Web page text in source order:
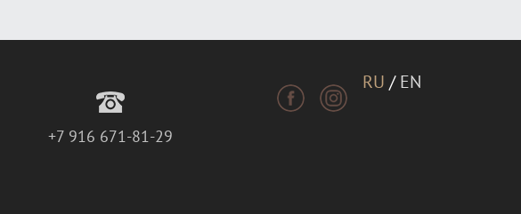
+7 916 671-81-29
RU / EN